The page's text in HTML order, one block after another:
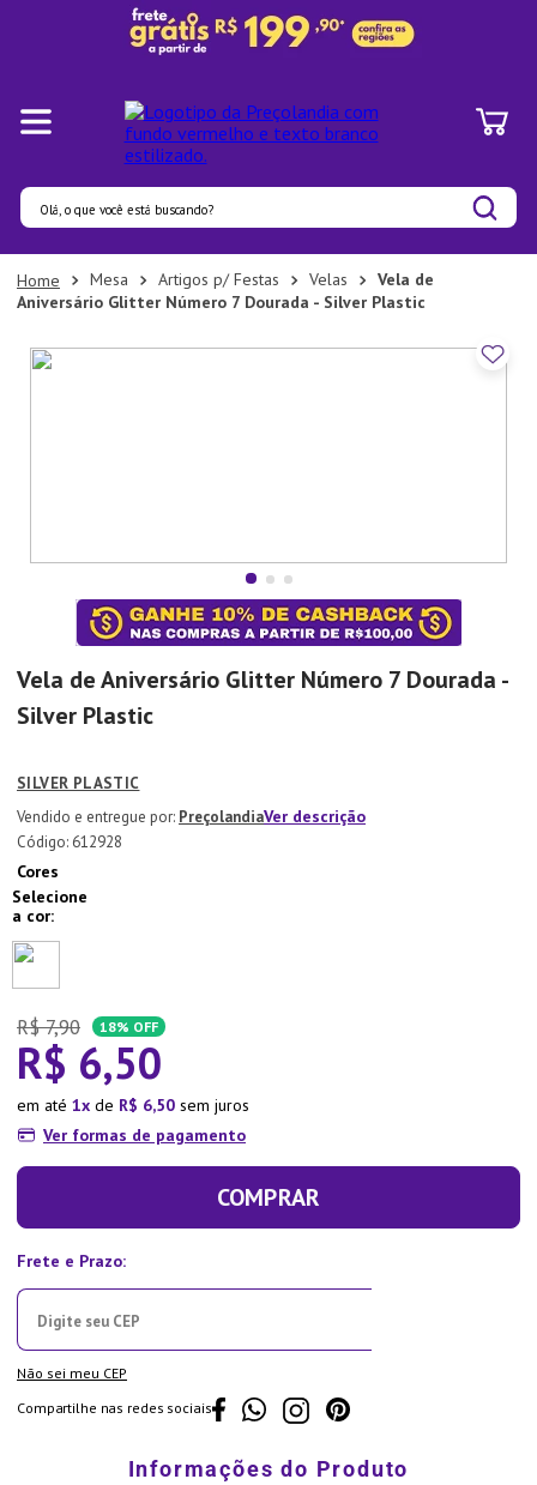
Olá, o que você está buscando?
Mesa Artigos p/ Festas Velas
Vela de
Aniversário Glitter Número 7 Dourada - Silver Plastic
Vela de Aniversário Glitter Número 7 Dourada -
Silver Plastic
SILVER PLASTIC
PreçolandiaVer descrição
: 612928
Cores
R$ 7,90 18% OFF
R$ 6,50
em até 1 de R$ 6,50 sem juros
Ver formas de pagamento
COMPRAR
Não sei meu CEP
Compartilhe nas redes sociais
Termos mais buscados
1º
Panelas
2º
Pratos
7º
Aparelho Jantar
Xicara
Tapete
10º Lixeira